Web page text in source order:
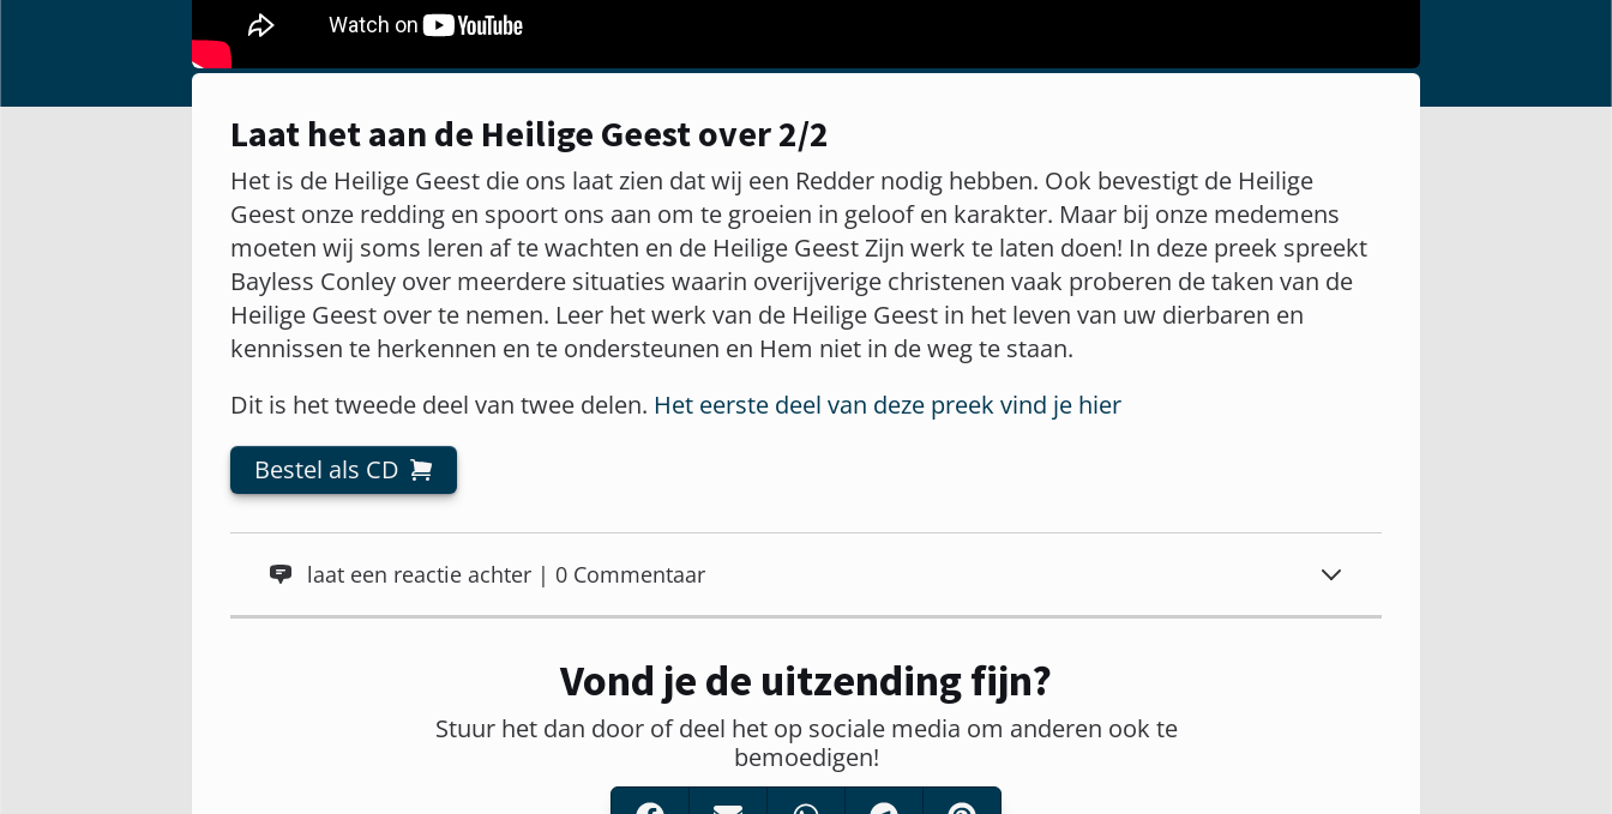
Laat het aan de Heilige Geest over 2/2
Het is de Heilige Geest die ons laat zien dat wij een Redder nodig hebben. Ook bevestigt de Heilige
Geest onze redding en spoort ons aan om te groeien in geloof en karakter. Maar bij onze medemens
moeten wij soms leren af te wachten en de Heilige Geest Zijn werk te laten doen! In deze preek spreekt
Bayless Conley over meerdere situaties waarin overijverige christenen vaak proberen de taken van de
Heilige Geest over te nemen. Leer het werk van de Heilige Geest in het leven van uw dierbaren en
kennissen te herkennen en te ondersteunen en Hem niet in de weg te staan.
Dit is het tweede deel van twee delen. Het eerste deel van deze preek vind je hier
Bestel als CD
laat een reactie achter | 0 Commentaar
Vond je de uitzending fijn?
Stuur het dan door of deel het op sociale media om anderen ook te
bemoedigen!